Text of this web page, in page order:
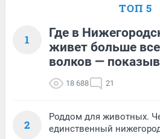
ТОП 5
1
Где в
живет больше
волков —
18 688 21
2
Роддом для животных.
единственный